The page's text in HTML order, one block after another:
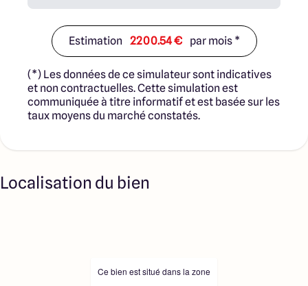
Estimation 2200.54 € par mois *
(*) Les données de ce simulateur sont indicatives
et non contractuelles. Cette simulation est
communiquée à titre informatif et est basée sur les
taux moyens du marché constatés.
Localisation du bien
Ce bien est situé dans la zone